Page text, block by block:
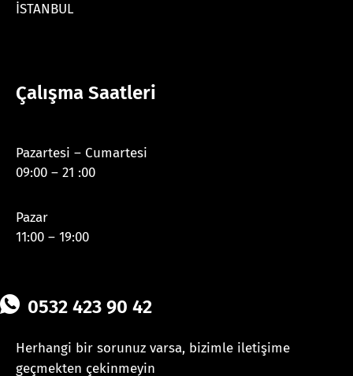
İSTANBUL
Çalışma Saatleri
Pazartesi – Cumartesi
09:00 – 21 :00
Pazar
11:00 – 19:00
0532 423 90 42
Herhangi bir sorunuz varsa, bizimle iletişime
geçmekten çekinmeyin